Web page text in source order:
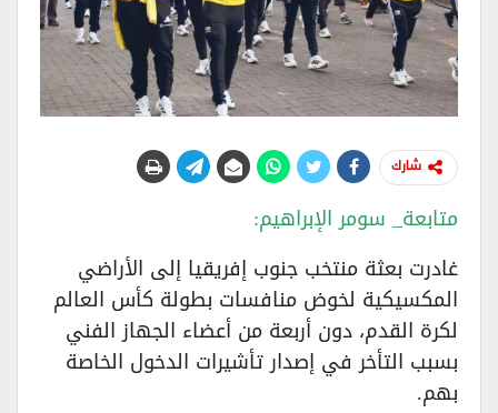
شارك
​متابعة_ سومر الإبراهيم:
​غادرت بعثة منتخب جنوب إفريقيا إلى الأراضي
المكسيكية لخوض منافسات بطولة كأس العالم
لكرة القدم، دون أربعة من أعضاء الجهاز الفني
بسبب التأخر في إصدار تأشيرات الدخول الخاصة
بهم.